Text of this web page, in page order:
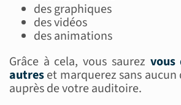
des graphiques
des vidéos
des animations
Grâce à cela, vous saurez vous
autreset marquerez sans
auprès de votre auditoire.